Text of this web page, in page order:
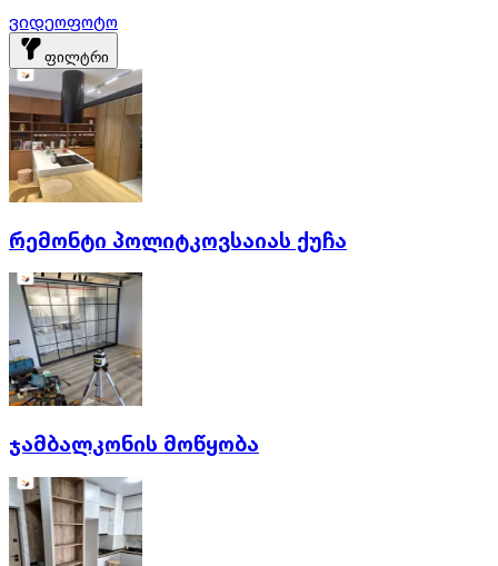
ვიდეოფოტო
ფილტრი
რემონტი პოლიტკოვსაიას ქუჩა
ჯამბალკონის მოწყობა